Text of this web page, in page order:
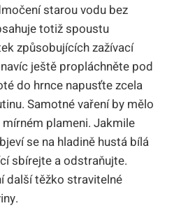
starou vodu bez
totiž spoustu
způsobujících zažívací
ještě propláchněte pod
do hrnce napusťte zcela
Samotné vaření by mělo
plameni. Jakmile
se na hladině hustá bílá
sbírejte a odstraňujte.
další těžko stravitelné